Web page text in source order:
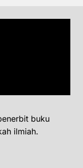
buku
ilmiah.